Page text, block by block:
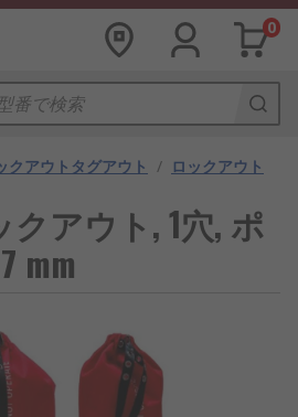
0
クアウトタグアウト / ロックアウト
クアウト, 1穴, ポ
mm